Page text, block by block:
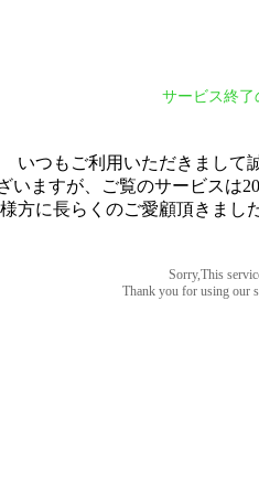
サービス終了
いつもご利用いただきまして
いますが、ご覧のサービスは
方に長らくのご愛顧頂きまし
Sorry,This
Thank you for using our